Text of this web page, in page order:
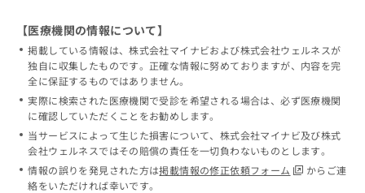
【医療機関の情報について】
掲載している情報は、株式会社マイナビおよび株式会社ウェルネスが
独自に収集したものです。正確な情報に努めておりますが、内容を完
全に保証するものではありません。
実際に検索された医療機関で受診を希望される場合は、必ず医療機関
に確認していただくことをお勧めします。
当サービスによって生じた損害について、株式会社マイナビ及び株式
会社ウェルネスではその賠償の責任を一切負わないものとします。
情報の誤りを発見された方は掲載情報の修正依頼フォーム
からご連
絡をいただければ幸いです。